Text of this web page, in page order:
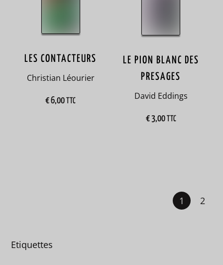
contes
40
LES CONTACTEURS
Christian Léourier
€6,00 TTC
LE PION BLANC DES
PRESAGES
David Eddings
€3,00 TTC
1 2
Etiquettes